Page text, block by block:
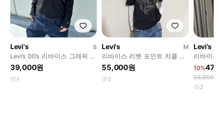
Levi's
S
Levi’s 00’s 리바이스 그래픽 롱
슬리브 티셔츠
39,000원
1
Levi's
M
리바이스 리벳 포인트 챠콜 반
팔 티셔츠
55,000원
2
Levi's
리바이
픽 반팔
10%
53,000
2